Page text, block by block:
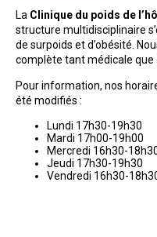
La Clinique du poids de
structure multidisciplinaire
de surpoids et d’obésité.
complète tant médicale que
Pour information, nos
été modifiés :
Lundi 17h30-19h30
Mardi 17h00-19h00
Mercredi 16h30-
Jeudi 17h30-19h30
Vendredi 16h30-